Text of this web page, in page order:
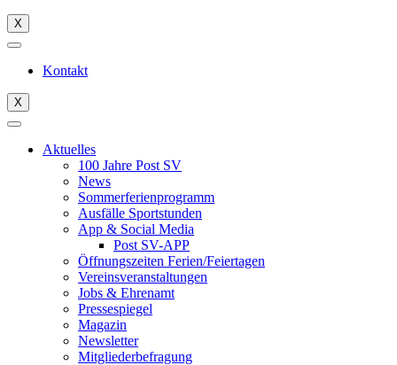
X
Kontakt
X
Aktuelles
100 Jahre Post SV
News
Sommerferienprogramm
Ausfälle Sportstunden
App & Social Media
Post SV-APP
Öffnungszeiten Ferien/Feiertagen
Vereinsveranstaltungen
Jobs & Ehrenamt
Pressespiegel
Magazin
Newsletter
Mitgliederbefragung